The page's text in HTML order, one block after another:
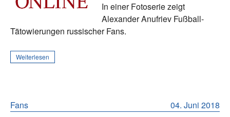
In einer Fotoserie zeigt
Alexander Anufriev Fußball-
Tätowierungen russischer Fans.
Weiterlesen
04. Juni 2018
Fans